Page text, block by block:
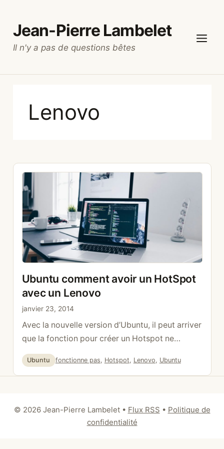
contenu
Jean-Pierre Lambelet
Il n'y a pas de questions bêtes
Lenovo
Ubuntu comment avoir un HotSpot
avec un Lenovo
janvier 23, 2014
Avec la nouvelle version d’Ubuntu, il peut arriver
que la fonction pour créer un Hotspot ne
fonctionne pas parfaitement sur un ordinateur
de type Lenovo. La solution est d’utiliser ap-
hotspot. sudo add-apt-repository
update sudo apt-get install ap-hotspot Pour
démarrer ou stopper ap-hotspot sudo ap-
Catégories
Ubuntu Étiquettes
fonctionne pas, Hotspot, Lenovo, Ubuntu
© 2026 Jean-Pierre Lambelet• Flux RSS • Politique de
confidentialité